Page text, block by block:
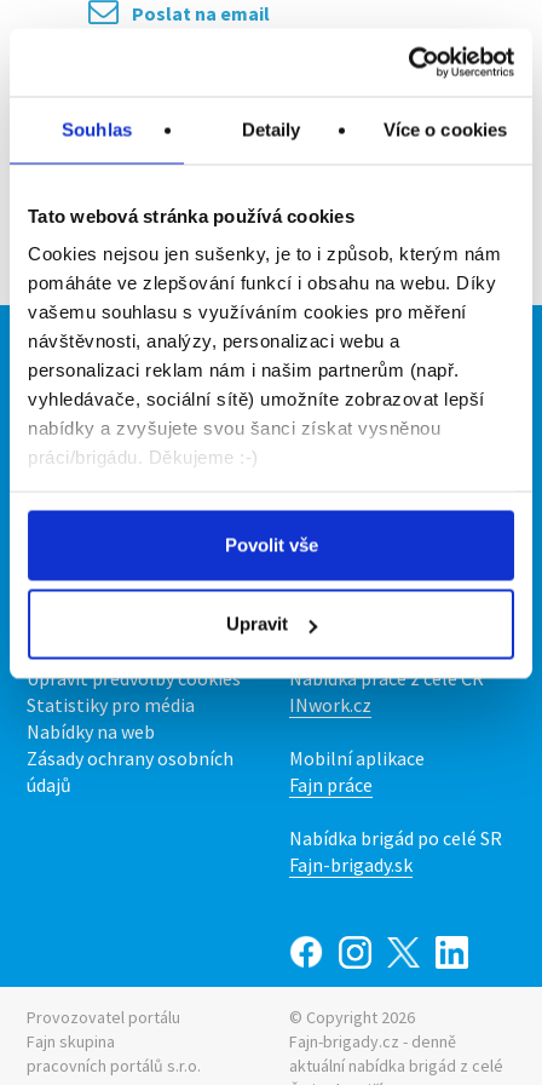
Souhlas Detaily Více o cookies
Tato webová stránka používá cookies
Cookies nejsou jen sušenky, je to i způsob, kterým nám
pomáháte ve zlepšování funkcí i obsahu na webu. Díky
vašemu souhlasu s využíváním cookies pro měření
návštěvnosti, analýzy, personalizaci webu a
personalizaci reklam nám i našim partnerům (např.
vyhledávače, sociální sítě) umožníte zobrazovat lepší
nabídky a zvyšujete svou šanci získat vysněnou
práci/brigádu. Děkujeme :-)
Povolit vše
Upravit
Poslat na email
Přidat do oblíbených
Zpět
Brigádníci
Články
Hledané brigády
Firmy
Vložit inzerát
Ceník
Kontakt
Podmínky
Upravit předvolby cookies
Statistiky pro média
Nabídky na web
Zásady ochrany osobních
údajů
Naše další projekty
Mobilní aplikace
Fajn brigády
Nabídka práce z celé ČR
INwork.cz
Mobilní aplikace
Fajn práce
Nabídka brigád po celé SR
Fajn-brigady.sk
Provozovatel portálu
Fajn skupina
pracovních portálů s.r.o.
© Copyright 2026
Fajn-brigady.cz - denně
aktuální nabídka brigád z celé